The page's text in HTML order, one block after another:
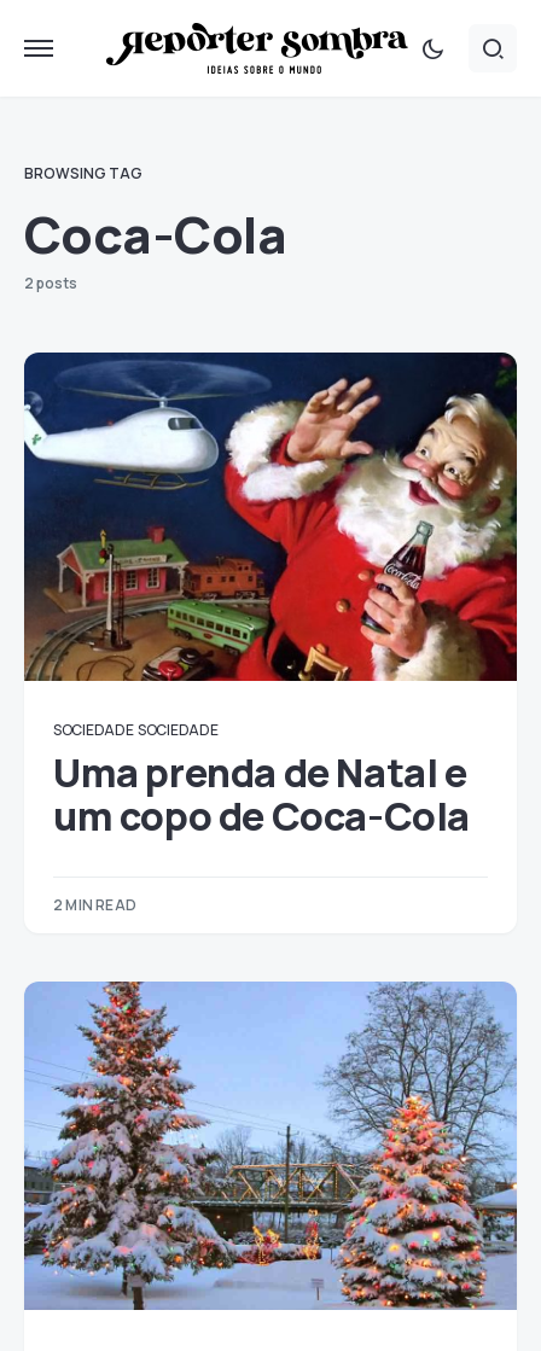
BROWSING TAG
Coca-Cola
2 posts
SOCIEDADE SOCIEDADE
Uma prenda de Natal e
um copo de Coca-Cola
2 MIN READ